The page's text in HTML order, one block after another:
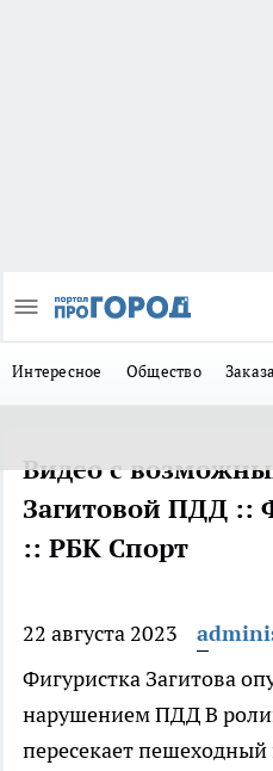
Интересное Общество
Видео с
Загитовой ПДД ::
:: РБК Спорт
22 августа 2023
Фигуристка Загитова
нарушением ПДДВ
пересекает пешеходный